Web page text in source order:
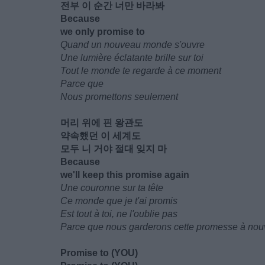
전부 이 순간 너만 바라봐
Because
we only promise to
Quand un nouveau monde s'ouvre
Une lumière éclatante brille sur toi
Tout le monde te regarde à ce moment
Parce que
Nous promettons seulement
머리 위에 핀 왕관도
약속했던 이 세계도
모두 니 거야 절대 잊지 마
Because
we'll keep this promise again
Une couronne sur ta tête
Ce monde que je t'ai promis
Est tout à toi, ne l'oublie pas
Parce que nous garderons cette promesse à
Promise to (YOU)